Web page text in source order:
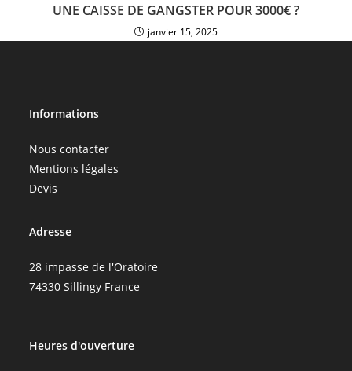
UNE CAISSE DE GANGSTER POUR 3000€ ?
janvier 15, 2025
Informations
Nous contacter
Mentions légales
Devis
Adresse
28 impasse de l'Oratoire
74330 Sillingy France
Heures d'ouverture